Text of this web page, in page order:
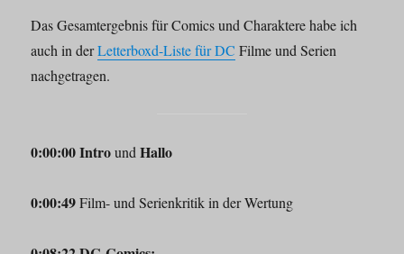
Das Gesamtergebnis für Comics und Charaktere habe ich
auch in derLetterboxd-Liste für DC Filme und Serien
nachgetragen.
0:00:00 IntroundHallo
0:00:49Film- und Serienkritik in der Wertung